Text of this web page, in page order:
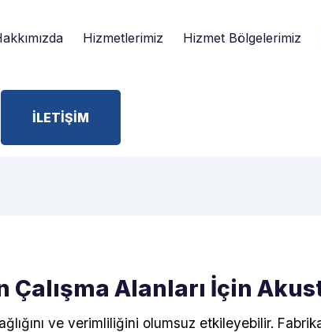
Hizmetlerimiz Hizmet Bölgelerimiz
İLETİŞİM
Çalışma Alanları İçin
ve verimliliğini olumsuz etkileyebilir.